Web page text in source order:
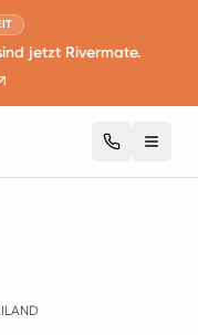
jetzt Rivermate.